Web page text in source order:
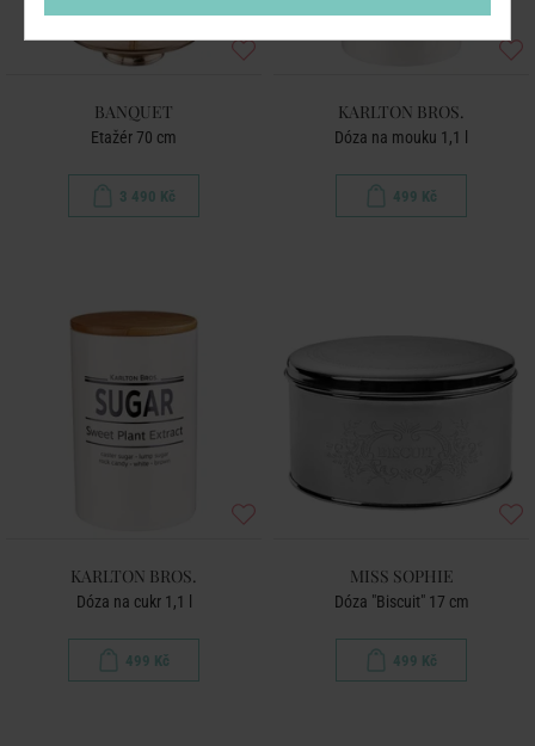
BANQUET
Etažér 70 cm
3 490 Kč
KARLTON BROS.
Dóza na mouku 1,1 l
499 Kč
KARLTON BROS.
Dóza na cukr 1,1 l
499 Kč
MISS SOPHIE
Dóza "Biscuit" 17 cm
499 Kč